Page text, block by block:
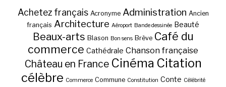
Achetez français Acronyme Administration Ancien
français Architecture Aéroport Bande dessinée Beauté
Beaux-arts Blason Bon sens Brève Café du
commerce Cathédrale Chanson française
Château en France Cinéma Citation
célèbre Commerce Commune Constitution Conte Célébrité